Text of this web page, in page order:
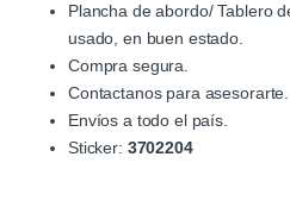
Plancha de abordo/ Tablero
usado, en buen estado.
Compra segura.
Contactanos para asesorarte.
Envíos a todo el país.
Sticker: 3702204